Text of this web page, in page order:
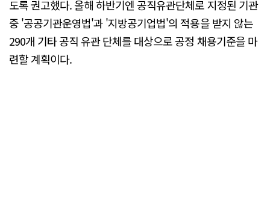
도록 권고했다. 올해 하반기엔 공직유관단체로 지정된 기관
중 '공공기관운영법'과 '지방공기업법'의 적용을 받지 않는
290개 기타 공직 유관 단체를 대상으로 공정 채용기준을 마
련할 계획이다.